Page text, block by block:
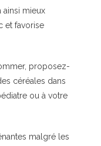
ainsi mieux
et favorise
proposez-
céréales dans
ou à votre
malgré les